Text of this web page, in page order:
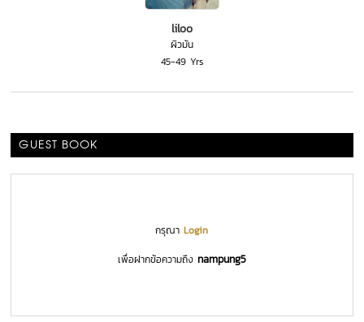
liloo
ผิวมัน
45-49 Yrs
GUEST BOOK
กรุณาLogin
เพื่อฝากข้อความถึง nampung5